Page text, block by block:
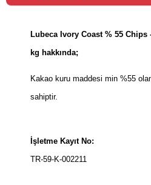
Lubeca Ivory Coast % 55 Chips
kg hakkında;
Kakao kuru maddesi min %55
sahiptir.
İşletme Kayıt No:
TR-59-K-002211